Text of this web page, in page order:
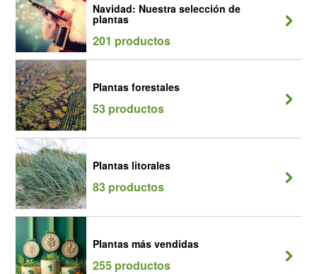
Navidad: Nuestra selección de
plantas
201 productos
Plantas forestales
53 productos
Plantas litorales
83 productos
Plantas más vendidas
255 productos